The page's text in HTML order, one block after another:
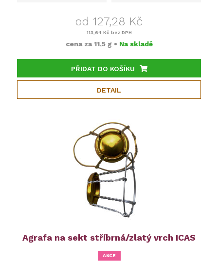
od 127,28 Kč
113,64 Kč bez DPH
cena za 11,5 g • Na skladě
PŘIDAT DO KOŠÍKU
DETAIL
Agrafa na sekt stříbrná/zlatý vrch ICAS
AKCE